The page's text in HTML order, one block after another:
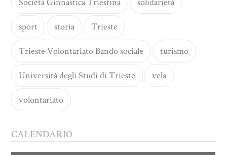
sport storia Trieste
Trieste Volontariato Bando sociale turismo
Università degli Studi di Trieste vela
volontariato
CALENDARIO